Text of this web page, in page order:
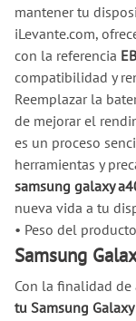
mantener tu
iLevante.com,
con la referencia
compatibilidad y
Reemplazar la
de mejorar el
es un proceso
herramientas y
samsung galaxy
nueva vida a tu
• Peso del
Samsung
Con la finalidad
tu Samsung